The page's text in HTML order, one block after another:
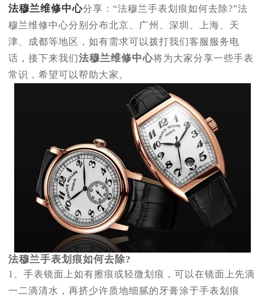
法穆兰维修中心分享：“法穆兰手表划痕如何去除?”法
穆兰维修中心分别分布北京、广州、深圳、上海、天
津、成都等地区，如有需求可以拨打我们客服服务电
话，接下来我们法穆兰维修中心将为大家分享一些手表
常识，希望可以帮助大家。
法穆兰手表划痕如何去除?
1、手表镜面上如有擦痕或轻微划痕，可以在镜面上先滴
一二滴清水，再挤少许质地细腻的牙膏涂于手表划痕